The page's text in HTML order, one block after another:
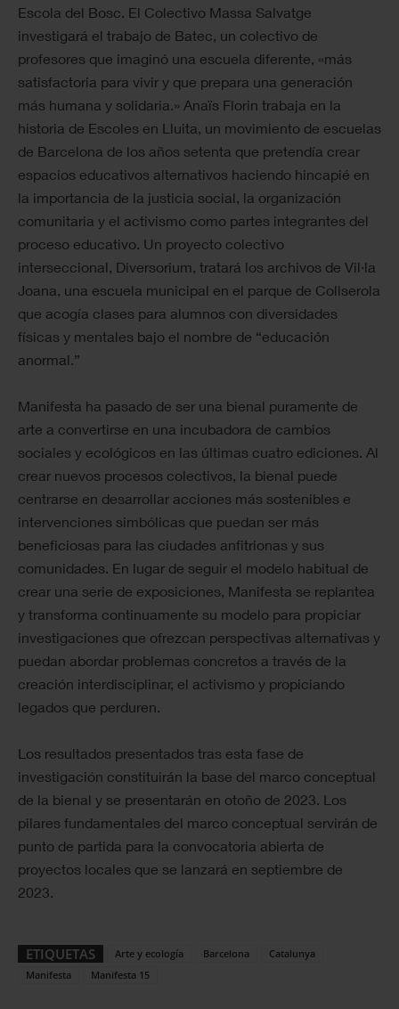
Escola del Bosc. El Colectivo Massa Salvatge
investigará el trabajo de Batec, un colectivo de
profesores que imaginó una escuela diferente, «más
satisfactoria para vivir y que prepara una generación
más humana y solidaria.» Anaïs Florin trabaja en la
historia de Escoles en Lluita, un movimiento de escuelas
de Barcelona de los años setenta que pretendía crear
espacios educativos alternativos haciendo hincapié en
la importancia de la justicia social, la organización
comunitaria y el activismo como partes integrantes del
proceso educativo. Un proyecto colectivo
interseccional, Diversorium, tratará los archivos de Vil·la
Joana, una escuela municipal en el parque de Collserola
que acogía clases para alumnos con diversidades
físicas y mentales bajo el nombre de “educación
anormal.”
Manifesta ha pasado de ser una bienal puramente de
arte a convertirse en una incubadora de cambios
sociales y ecológicos en las últimas cuatro ediciones. Al
crear nuevos procesos colectivos, la bienal puede
centrarse en desarrollar acciones más sostenibles e
intervenciones simbólicas que puedan ser más
beneficiosas para las ciudades anfitrionas y sus
comunidades. En lugar de seguir el modelo habitual de
crear una serie de exposiciones, Manifesta se replantea
y transforma continuamente su modelo para propiciar
investigaciones que ofrezcan perspectivas alternativas y
puedan abordar problemas concretos a través de la
creación interdisciplinar, el activismo y propiciando
legados que perduren.
Los resultados presentados tras esta fase de
investigación constituirán la base del marco conceptual
de la bienal y se presentarán en otoño de 2023. Los
pilares fundamentales del marco conceptual servirán de
punto de partida para la convocatoria abierta de
proyectos locales que se lanzará en septiembre de
2023.
ETIQUETAS Arte y ecología Barcelona
Catalunya
Manifesta
Manifesta 15